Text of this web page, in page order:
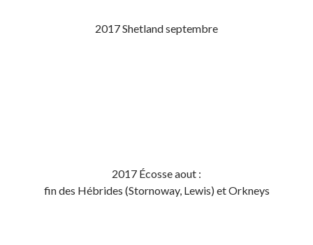
2017 Shetland septembre
2017 Écosse aout :
fin des Hébrides (Stornoway, Lewis) et Orkneys